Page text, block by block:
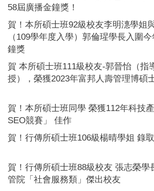
58屆廣播金鐘獎！
賀！本所碩士班92級校友李明潓學姐
（109學年度入學）郭倫瑆學長入圍
鐘獎
賀 本所碩士班111級校友-郭晉怡（指
授），榮獲2023年富邦人壽管理博碩
賀！本所碩士班同學 榮獲112年科技
SEO競賽」 佳作
賀！行傳所碩士班106級楊晴學姐 錄
賀！行傳所碩士班88級校友 張志榮學
管院「社會服務類」傑出校友